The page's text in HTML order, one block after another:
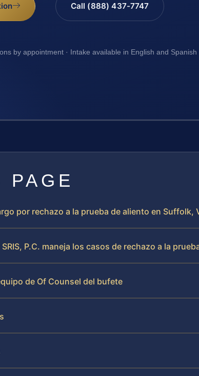
Call (888) 437-7747
by appointment · Intake available in English and Spanish
PAGE
por rechazo a la prueba de aliento en Suffolk,
P.C. maneja los casos de rechazo a la
de Of Counsel del bufete